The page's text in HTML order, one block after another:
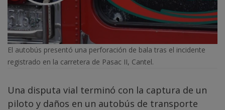
El autobús presentó una perforación de bala tras el incidente
registrado en la carretera de Pasac II, Cantel.
Una disputa vial terminó con la captura de un
piloto y daños en un autobús de transporte